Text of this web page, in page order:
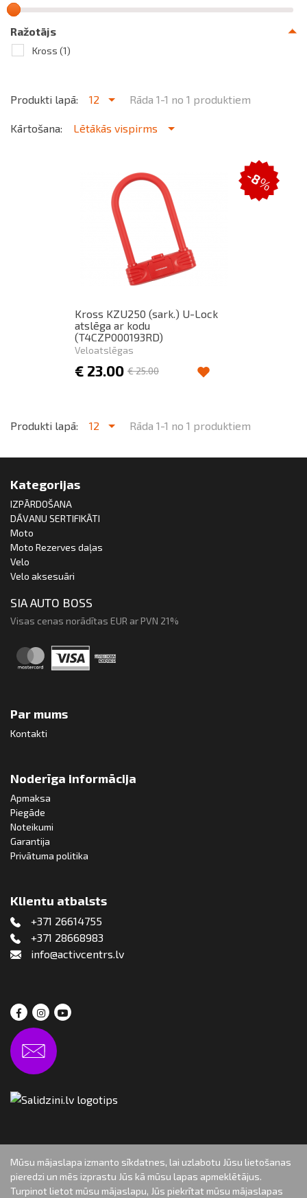
Ražotājs
Kross (1)
Produkti lapā: 12 Rāda 1-1 no 1 produktiem
Kārtošana: Lētākās vispirms
Kross KZU250 (sark.) U-Lock
atslēga ar kodu
(T4CZP000193RD)
Veloatslēgas
€ 23.00 €25.00
-8%
Produkti lapā: 12 Rāda 1-1 no 1 produktiem
Kategorijas
IZPĀRDOŠANA
DĀVANU SERTIFIKĀTI
Moto
Moto Rezerves daļas
Velo
Velo aksesuāri
SIA AUTO BOSS
Visas cenas norādītas EUR ar PVN 21%
Par mums
Kontakti
Noderīga informācija
Apmaksa
Piegāde
Noteikumi
Garantija
Privātuma politika
Klientu atbalsts
+371 26614755
+371 28668983
info@activcentrs.lv
Autortiesības: aktivcentr.lv, 2019
Mūsu mājaslapa izmanto sīkdatnes, lai uzlabotu Jūsu lietošanas
pieredzi un mēs izprastu Jūs kā mūsu lapas apmeklētājus.
Turpinot lietot mūsu mājaslapu, Jūs piekrītat mūsu mājaslapas